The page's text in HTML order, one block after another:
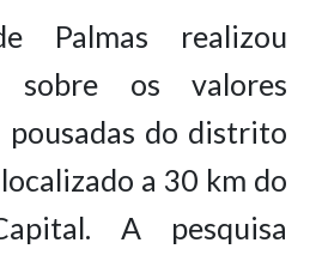
Palmas realizou
sobre os valores
pousadas do distrito
a 30 km do
A pesquisa